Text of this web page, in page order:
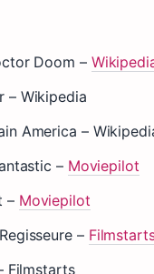
Doom –
– Wikipedia
America –
– Moviepilot
– Moviepilot
–
Filmstarts